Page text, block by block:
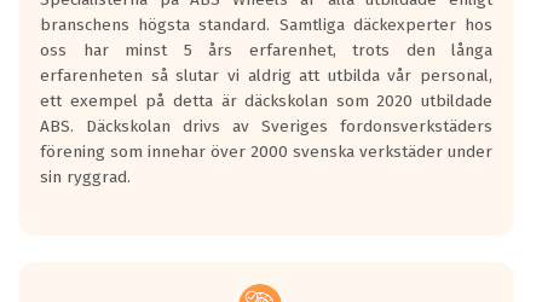
längsta.
Inga D eller G betyg delas ut för
personbilar och lätta lastbilar.
Betyget sätts efter ett test där däcken
skall bromsa in på en väg där det ligger
0.5-1.5 mm vatten.
I 80km/h kommer skillnaden på
branschens högsta standard. Samtliga däckexperter hos
oss har minst 5 års erfarenhet, trots den långa
erfarenheten så slutar vi aldrig att utbilda vår personal,
ett exempel på detta är däckskolan som 2020 utbildade
ABS. Däckskolan drivs av Sveriges fordonsverkstäders
förening som innehar över 2000 svenska verkstäder under
sin ryggrad.